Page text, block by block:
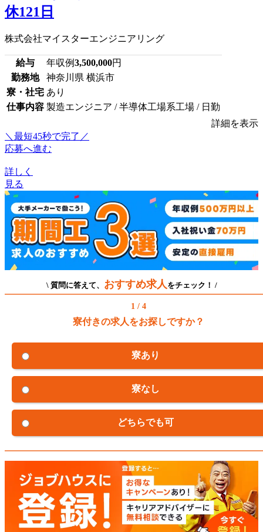
休121日
株式会社マイスターエンジニアリング
給与 年収例3,500,000円
勤務地
神奈川県 横浜市
寮・社宅 あり
仕事内容 製造エンジニア / 半導体工場系工場 / 日勤
詳細を表示
＼最短45秒で完了／
応募へ進む
詳しく
見る
\ 質問に答えて、 おすすめ求人 をチェック！ /
1 / 4
寮付きの求人をお探しですか？
寮あり
寮なし
どちらでも可